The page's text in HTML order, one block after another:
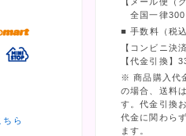
ちら
全国一律300
■ 手数料（税
【コンビニ決
【代金引換】
※ 商品購入代
の場合、送料
す。代金引換
代金に関わら
ます。